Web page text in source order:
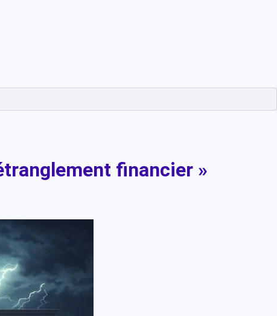
financier »